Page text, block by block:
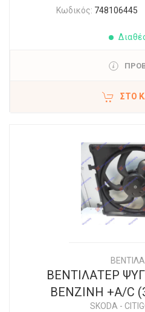
Κωδικός: 748106445
ΣΤΟ
ΒΕΝΤΙΛΑΤΕΡ
ΒΕΝΖΙΝΗ +A/C
SKODA -